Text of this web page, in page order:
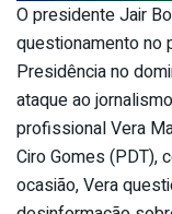
O presidente Jair
questionamento no
Presidência no
ataque ao
profissional Vera
Ciro Gomes (PDT),
ocasião, Vera